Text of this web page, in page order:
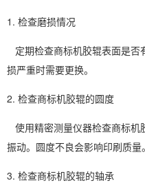
1. 检查磨损情况
定期检查商标机胶辊表面是否
损严重时需要更换。
2. 检查商标机胶辊的圆度
使用精密测量仪器检查商标机
振动。圆度不良会影响印刷质量。
3. 检查商标机胶辊的轴承